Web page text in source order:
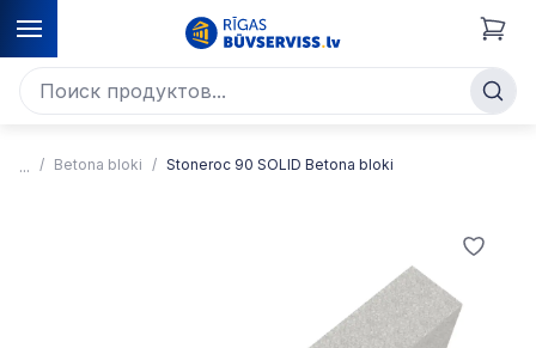
Betona bloki Stoneroc 90 SOLID Betona bloki